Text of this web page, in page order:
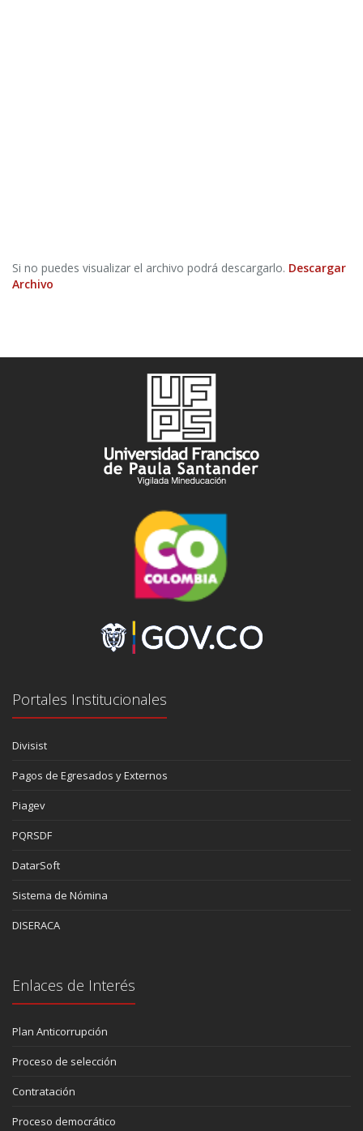
Si no puedes visualizar el archivo podrá descargarlo. Descargar
Archivo
Portales Institucionales
Divisist
Pagos de Egresados y Externos
Piagev
PQRSDF
DatarSoft
Sistema de Nómina
DISERACA
Enlaces de Interés
Plan Anticorrupción
Proceso de selección
Contratación
Proceso democrático